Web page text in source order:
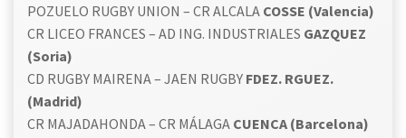
POZUELO RUGBY UNION – CR ALCALA COSSE (Valencia)
CR LICEO FRANCES – AD ING. INDUSTRIALES GAZQUEZ
(Soria)
CD RUGBY MAIRENA – JAEN RUGBY FDEZ. RGUEZ.
(Madrid)
CR MAJADAHONDA – CR MÁLAGA CUENCA (Barcelona)